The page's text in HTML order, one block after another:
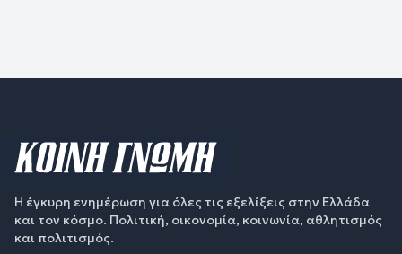
Η έγκυρη ενημέρωση για όλες τις εξελίξεις στην Ελλάδα
και τον κόσμο. Πολιτική, οικονομία, κοινωνία, αθλητισμός
και πολιτισμός.